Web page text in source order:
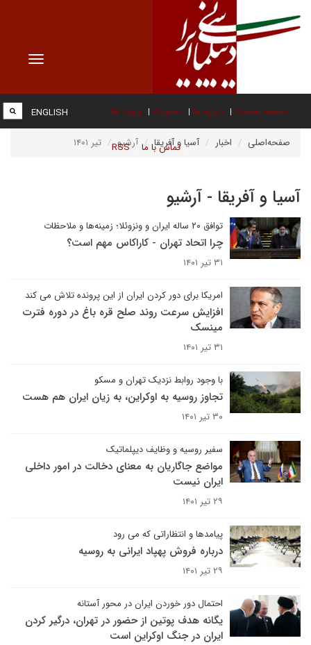
Toggle
صفحه نخست درباره ما عضویت پیوند ها
تماس با ما RSS
ENGLISH
صفحه‌اصلی اخبار آسیا و آفریقا آرشیو تیر ۱۴۰۱
آسیا و آفریقا - آرشیو
توافق ۲۰ ساله ایران و ونزوئلا؛ زمینه‌ها و ملاحظات
چرا اتحاد تهران - کاراکاس مهم است؟
۳۱ تیر ۱۴۰۱
امریکا برای دور کردن ایران از این پرونده تلاش می کند
افزایش سرعت روند صلح قره باغ در دوره فترت
مینسک
۳۱ تیر ۱۴۰۱
با وجود روابط نزدیک تهران و مسکو
تجاوز روسیه به اوکراین، به زیان ایران هم هست
۳۰ تیر ۱۴۰۱
سفیر روسیه و وظایف دیپلماتیک
مواضع جاگاریان به معنای دخالت در امور داخلی
ایران نیست
۲۹ تیر ۱۴۰۱
پیامدها و انتظاراتی که می رود
درباره فروش پهپاد ایرانی به روسیه
۲۹ تیر ۱۴۰۱
احتمال دور خوردن ایران در محور آستانه
یگانه هدف پوتین از حضور در تهران، درگیر کردن
ایران در جنگ اوکراین است